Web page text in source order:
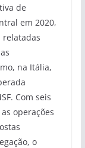
de
em 2020,
relatadas
na Itália,
Com seis
operações
o